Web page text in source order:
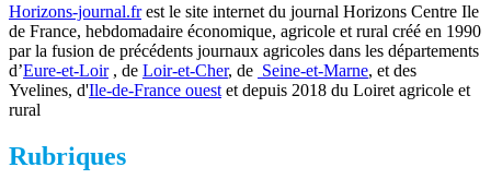
Horizons-journal.frest le site internet du journal Horizons Centre Ile
de France, hebdomadaire économique, agricole et rural créé en 1990
par la fusion de précédents journaux agricoles dans les départements
d’Eure-et-Loir, de Loir-et-Cher, de Seine-et-Marne, et des
Yvelines, d'Ile-de-France ouest et depuis 2018 du Loiret agricole et
rural
Rubriques